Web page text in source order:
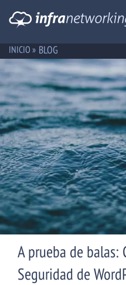
INICIO » BLOG
A prueba de balas:
Seguridad de